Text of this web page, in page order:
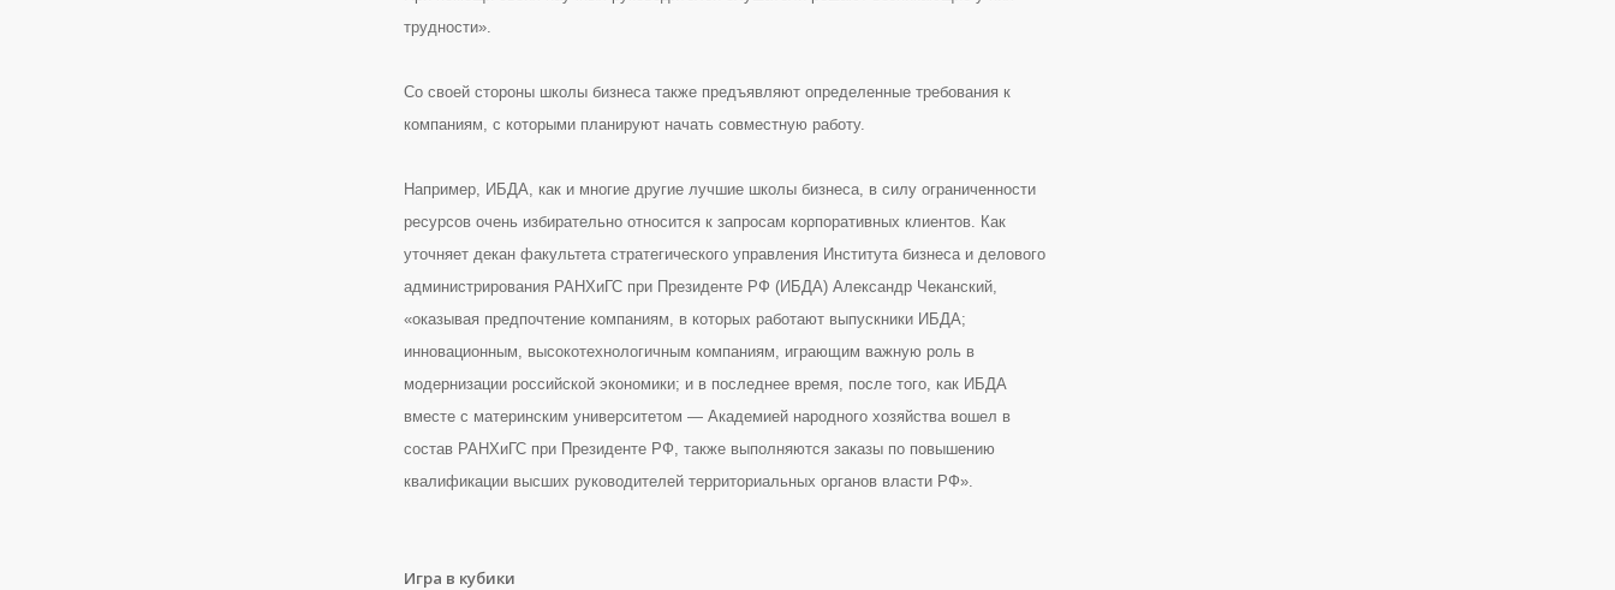
трудности».
Со своей стороны школы бизнеса также предъявляют определенные требования к
компаниям, с которыми планируют начать совместную работу.
Например, ИБДА, как и многие другие лучшие школы бизнеса, в силу ограниченности
ресурсов очень избирательно относится к запросам корпоративных клиентов. Как
уточняет декан факультета стратегического управления Института бизнеса и делового
администрирования РАНХиГС при Президенте РФ (ИБДА) Александр Чеканский,
«оказывая предпочтение компаниям, в которых работают выпускники ИБДА;
инновационным, высокотехнологичным компаниям, играющим важную роль в
модернизации российской экономики; и в последнее время, после того, как ИБДА
вместе с материнским университетом — Академией народного хозяйства вошел в
состав РАНХиГС при Президенте РФ, также выполняются заказы по повышению
квалификации высших руководителей территориальных органов власти РФ».
Игра в кубики